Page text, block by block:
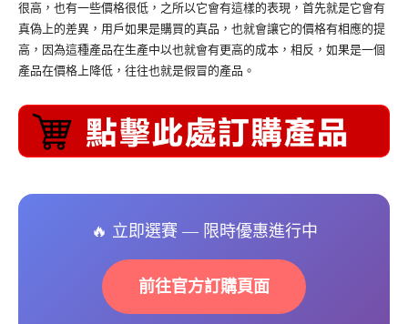
很高，也有一些價格很低，之所以它會有這樣的表現，首先就是它會有
真偽上的差異，用戶如果是購買的真品，也就會讓它的價格有相應的提
高，因為這種產品在生產中以也就會有更高的成本，相反，如果是一個
產品在價格上降低，往往也就是假冒的產品。
🔥 立即選賽 — 限時優惠進行中
前往官方訂購頁面